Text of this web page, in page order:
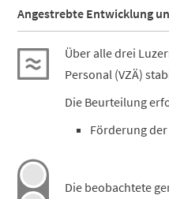
Angestrebte Entwicklung
Über alle drei
Personal (VZÄ)
Die Beurteilung
Förderung
Die beobachtete